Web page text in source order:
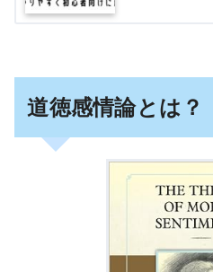
道徳感情論とは？